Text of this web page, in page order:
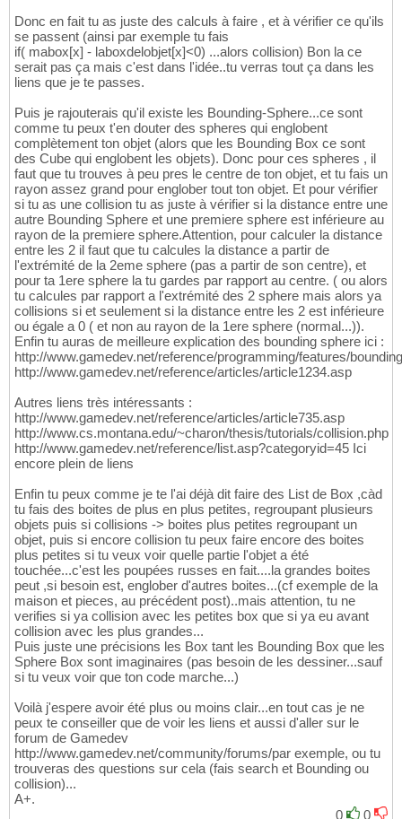
Donc en fait tu as juste des calculs à faire , et à vérifier ce qu'ils
se passent (ainsi par exemple tu fais
if( mabox[x] - laboxdelobjet[x]<0) ...alors collision) Bon la ce
serait pas ça mais c'est dans l'idée..tu verras tout ça dans les
liens que je te passes.
Puis je rajouterais qu'il existe les Bounding-Sphere...ce sont
comme tu peux t'en douter des spheres qui englobent
complètement ton objet (alors que les Bounding Box ce sont
des Cube qui englobent les objets). Donc pour ces spheres , il
faut que tu trouves à peu pres le centre de ton objet, et tu fais un
rayon assez grand pour englober tout ton objet. Et pour vérifier
si tu as une collision tu as juste à vérifier si la distance entre une
autre Bounding Sphere et une premiere sphere est inférieure au
rayon de la premiere sphere.Attention, pour calculer la distance
entre les 2 il faut que tu calcules la distance a partir de
l'extrémité de la 2eme sphere (pas a partir de son centre), et
pour ta 1ere sphere la tu gardes par rapport au centre. ( ou alors
tu calcules par rapport a l'extrémité des 2 sphere mais alors ya
collisions si et seulement si la distance entre les 2 est inférieure
ou égale a 0 ( et non au rayon de la 1ere sphere (normal...)).
Enfin tu auras de meilleure explication des bounding sphere ici :
http://www.gamedev.net/reference/programming/features/
http://www.gamedev.net/reference/articles/article1234.asp
Autres liens très intéressants :
http://www.gamedev.net/reference/articles/article735.asp
http://www.cs.montana.edu/~charon/thesis/tutorials/collision.php
http://www.gamedev.net/reference/list.asp?categoryid=45 Ici
encore plein de liens
Enfin tu peux comme je te l'ai déjà dit faire des List de Box ,càd
tu fais des boites de plus en plus petites, regroupant plusieurs
objets puis si collisions -> boites plus petites regroupant un
objet, puis si encore collision tu peux faire encore des boites
plus petites si tu veux voir quelle partie l'objet a été
touchée...c'est les poupées russes en fait....la grandes boites
peut ,si besoin est, englober d'autres boites...(cf exemple de la
maison et pieces, au précédent post)..mais attention, tu ne
verifies si ya collision avec les petites box que si ya eu avant
collision avec les plus grandes...
Puis juste une précisions les Box tant les Bounding Box que les
Sphere Box sont imaginaires (pas besoin de les dessiner...sauf
si tu veux voir que ton code marche...)
Voilà j'espere avoir été plus ou moins clair...en tout cas je ne
peux te conseiller que de voir les liens et aussi d'aller sur le
forum de Gamedev
http://www.gamedev.net/community/forums/par exemple, ou tu
trouveras des questions sur cela (fais search et Bounding ou
collision)...
A+.
0
0